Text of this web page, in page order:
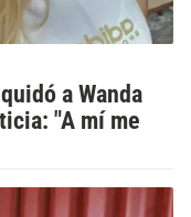
a Wanda
"A mí me